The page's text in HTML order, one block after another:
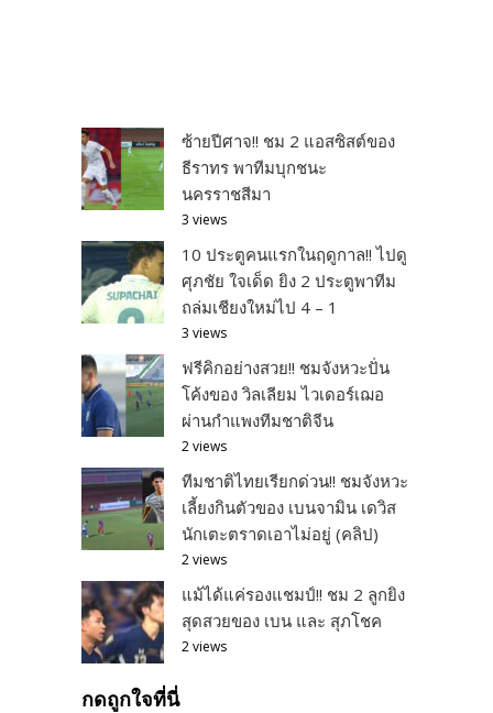
ซ้ายปีศาจ!! ชม 2 แอสซิสต์ของ
ธีราทร พาทีมบุกชนะ
นครราชสีมา
3 views
10 ประตูคนแรกในฤดูกาล!! ไปดู
ศุภชัย ใจเด็ด ยิง 2 ประตูพาทีม
ถล่มเชียงใหม่ไป 4 – 1
3 views
ฟรีคิกอย่างสวย!! ชมจังหวะปั่น
โค้งของ วิลเลียม ไวเดอร์เฌอ
ผ่านกำแพงทีมชาติจีน
2 views
ทีมชาติไทยเรียกด่วน!! ชมจังหวะ
เลี้ยงกินตัวของ เบนจามิน เดวิส
นักเตะตราดเอาไม่อยู่ (คลิป)
2 views
แม้ได้แค่รองแชมป์!! ชม 2 ลูกยิง
สุดสวยของ เบน และ สุภโชค
2 views
กดถูกใจที่นี่